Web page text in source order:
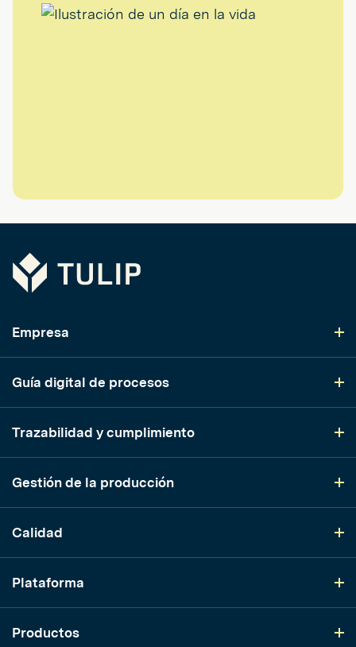
Tulip
Empresa
Guía digital de procesos
Trazabilidad y cumplimiento
Gestión de la producción
Calidad
Plataforma
Productos